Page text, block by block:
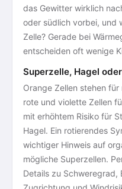
das Gewitter wirklich
oder südlich vorbei, und
Zelle? Gerade bei
entscheiden oft wenige
Superzelle, Hagel
Orange Zellen stehen
rote und violette Zellen
mit erhöhtem Risiko für
Hagel. Ein rotierendes
wichtiger Hinweis auf
mögliche Superzellen.
Details zu Schweregrad,